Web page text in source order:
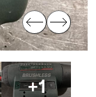
+1